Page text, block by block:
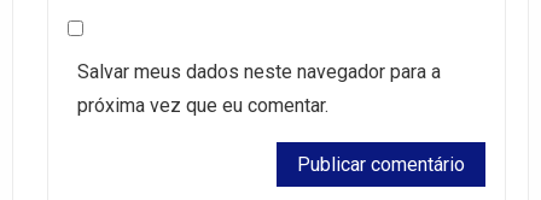
Salvar meus dados neste navegador para a
próxima vez que eu comentar.